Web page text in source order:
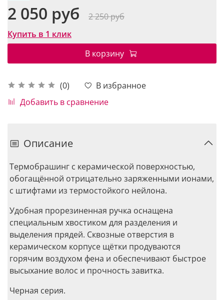
(0)
В избранное
Добавить в сравнение
2 050 руб
2 250 руб
Купить в 1 клик
В корзину
Описание
Термобрашинг с керамической поверхностью,
обогащённой отрицательно заряженными ионами,
с штифтами из термостойкого нейлона.
Удобная прорезиненная ручка оснащена
специальным хвостиком для разделения и
выделения прядей. Сквозные отверстия в
керамическом корпусе щётки продуваются
горячим воздухом фена и обеспечивают быстрое
высыхание волос и прочность завитка.
Черная серия.